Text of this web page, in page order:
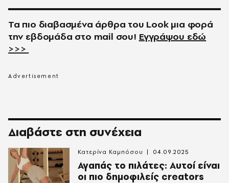
Τα πιο διαβασμένα άρθρα του Look μια φορά
την εβδομάδα στο mail σου! Εγγράψου εδώ
>>>
Διαβάστε στη συνέχεια
Αγαπάς το πιλάτες: Αυτοί είναι
οι πιο δημοφιλείς creators
Κατερίνα Καμπόσου 04.09.2025